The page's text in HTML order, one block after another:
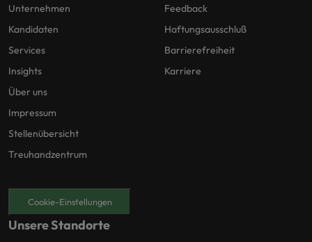
Unternehmen
Kandidaten
Services
Insights
Über uns
Impressum
Stellenübersicht
Treuhandzentrum
Feedback
Haftungsausschluß
Barrierefreiheit
Karriere
Cookie-Einstellungen
Unsere Standorte